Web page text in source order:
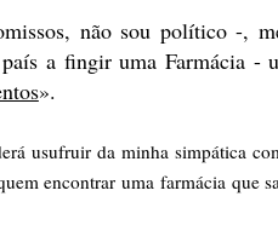
não sou político -,
a fingir uma Farmácia -
».
usufruir da minha simpática
encontrar uma farmácia que